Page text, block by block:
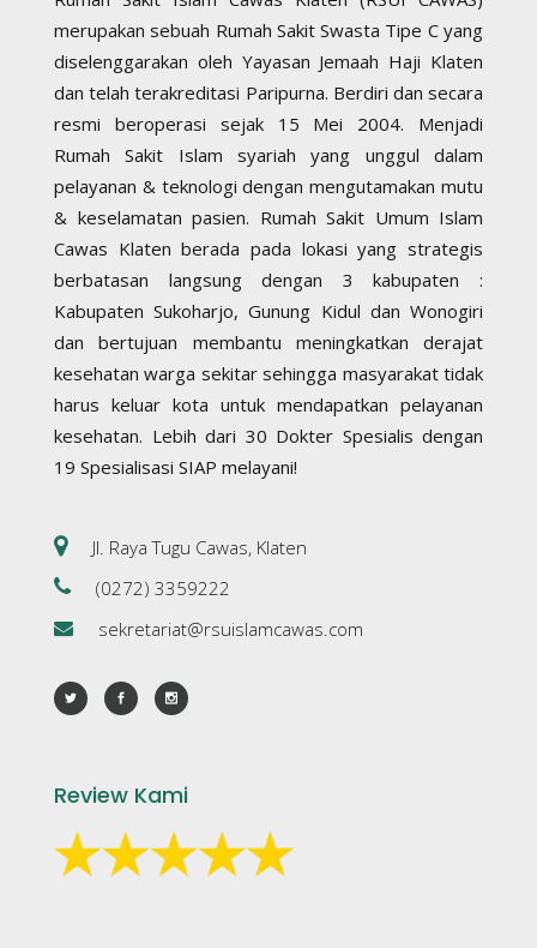
merupakan sebuah Rumah Sakit Swasta Tipe C yang
diselenggarakan oleh Yayasan Jemaah Haji Klaten
dan telah terakreditasi Paripurna. Berdiri dan secara
resmi beroperasi sejak 15 Mei 2004. Menjadi
Rumah Sakit Islam syariah yang unggul dalam
pelayanan & teknologi dengan mengutamakan mutu
& keselamatan pasien. Rumah Sakit Umum Islam
Cawas Klaten berada pada lokasi yang strategis
berbatasan langsung dengan 3 kabupaten :
Kabupaten Sukoharjo, Gunung Kidul dan Wonogiri
dan bertujuan membantu meningkatkan derajat
kesehatan warga sekitar sehingga masyarakat tidak
harus keluar kota untuk mendapatkan pelayanan
kesehatan. Lebih dari 30 Dokter Spesialis dengan
19 Spesialisasi SIAP melayani!
Jl. Raya Tugu Cawas, Klaten
(0272) 3359222
sekretariat@rsuislamcawas.com
Review Kami